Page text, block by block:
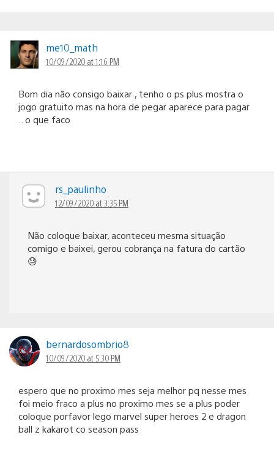
me10_math
10/09/2020 at 1:16 PM
Bom dia não consigo baixar , tenho o ps plus mostra o
jogo gratuito mas na hora de pegar aparece para pagar
.. o que faco
rs_paulinho
12/09/2020 at 3:35 PM
Não coloque baixar, aconteceu mesma situação
comigo e baixei, gerou cobrança na fatura do cartão
😓
bernardosombrio8
10/09/2020 at 5:30 PM
espero que no proximo mes seja melhor pq nesse mes
foi meio fraco a plus no proximo mes se a plus poder
coloque porfavor lego marvel super heroes 2 e dragon
ball z kakarot co season pass